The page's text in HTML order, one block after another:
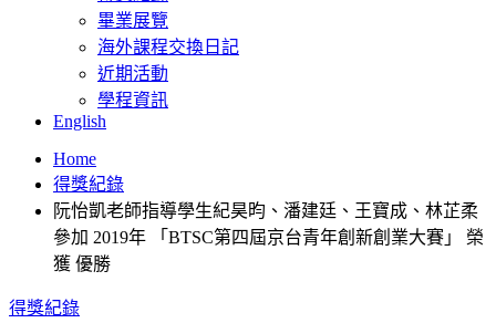
畢業展覽
海外課程交換日記
近期活動
學程資訊
English
Home
得獎紀錄
阮怡凱老師指導學生紀昊昀、潘建廷、王寶成、林芷柔
參加 2019年 「BTSC第四屆京台青年創新創業大賽」 榮
獲 優勝
得獎紀錄